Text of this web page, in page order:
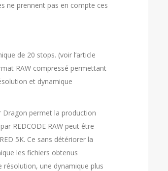
ne prennent pas en compte ces
de 20 stops. (voir l’article
RAW compressé permettant
et dynamique
Dragon permet la production
REDCODE RAW peut être
5K. Ce sans détériorer la
les fichiers obtenus
résolution, une dynamique plus